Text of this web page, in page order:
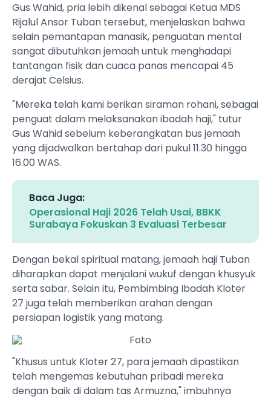
Gus Wahid, pria lebih dikenal sebagai Ketua MDS
Rijalul Ansor Tuban tersebut, menjelaskan bahwa
selain pemantapan manasik, penguatan mental
sangat dibutuhkan jemaah untuk menghadapi
tantangan fisik dan cuaca panas mencapai 45
derajat Celsius.
"Mereka telah kami berikan siraman rohani, sebagai
penguat dalam melaksanakan ibadah haji," tutur
Gus Wahid sebelum keberangkatan bus jemaah
yang dijadwalkan bertahap dari pukul 11.30 hingga
16.00 WAS.
Baca Juga:
Operasional Haji 2026 Telah Usai, BBKK
Surabaya Fokuskan 3 Evaluasi Terbesar
Dengan bekal spiritual matang, jemaah haji Tuban
diharapkan dapat menjalani wukuf dengan khusyuk
serta sabar. Selain itu, Pembimbing Ibadah Kloter
27 juga telah memberikan arahan dengan
persiapan logistik yang matang.
"Khusus untuk Kloter 27, para jemaah dipastikan
telah mengemas kebutuhan pribadi mereka
dengan baik di dalam tas Armuzna," imbuhnya